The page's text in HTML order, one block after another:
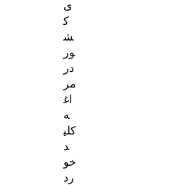
ی
ک
ش
ور
در
مر
اغ
ه
کلی
د
خو
رد